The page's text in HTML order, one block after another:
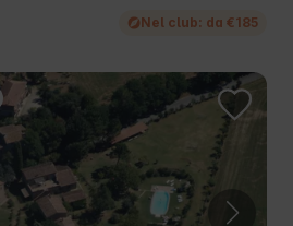
Nel club: da €185